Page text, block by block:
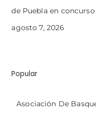
de Puebla en
agosto 7, 2026
Popular
Asociación De